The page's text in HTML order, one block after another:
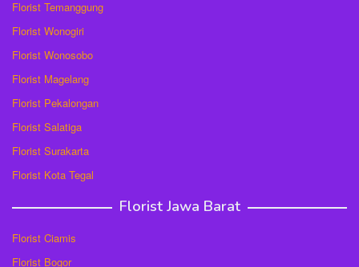
Florist Temanggung
Florist Wonogiri
Florist Wonosobo
Florist Magelang
Florist Pekalongan
Florist Salatiga
Florist Surakarta
Florist Kota Tegal
Florist Jawa Barat
Florist Ciamis
Florist Bogor